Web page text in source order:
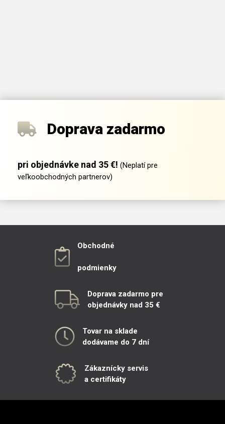
Doprava zadarmo
pri objednávke nad 35 €! (Neplatí pre
veľkoobchodných partnerov)
Obchodné
podmienky
Doprava zadarmo pre
objednávky nad 35 €
Tovar na sklade
dodávame do 7 dní
Zákaznícky servis
a certifikáty